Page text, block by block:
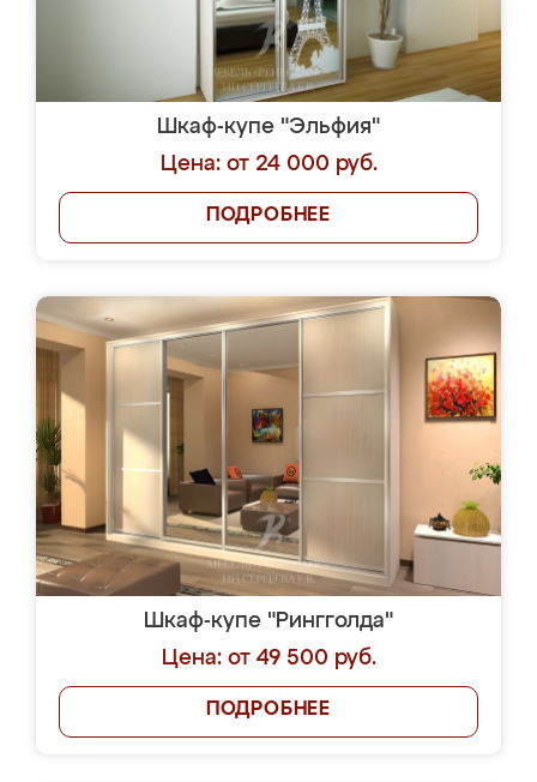
Шкаф-купе "Эльфия"
Цена: от 24 000 руб.
ПОДРОБНЕЕ
Шкаф-купе "Рингголда"
Цена: от 49 500 руб.
ПОДРОБНЕЕ